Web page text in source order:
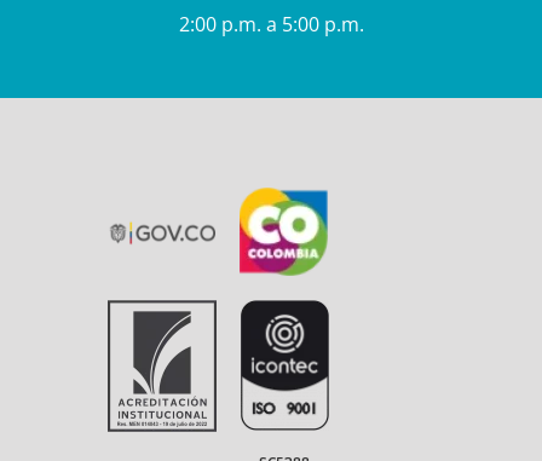
2:00 p.m. a 5:00 p.m.